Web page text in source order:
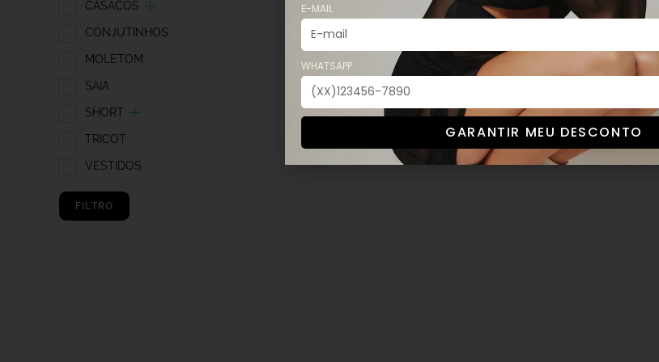
CASACOS
CONJUTINHOS
MOLETOM
SAIA
SHORT
TRICOT
VESTIDOS
FILTRO
E-MAIL
WHATSAPP
GARANTIR MEU DESCONTO